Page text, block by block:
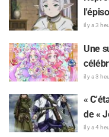
réagir
dirait
entre
sont
il y a 3
Une
Star
de
il y a 3
«
de «
il y a 4